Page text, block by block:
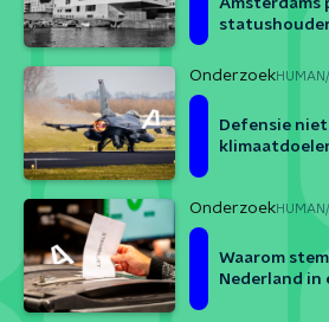
Amsterdams
Onderzoek
Defensie
Onderzoek
Waarom
Nederland in